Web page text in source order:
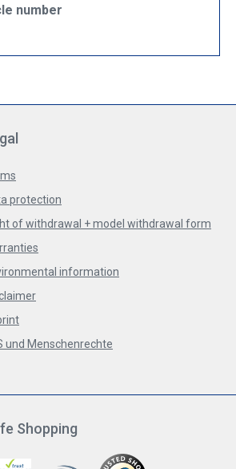
number
protection
of withdrawal + model withdrawal form
information
und Menschenrechte
Shopping